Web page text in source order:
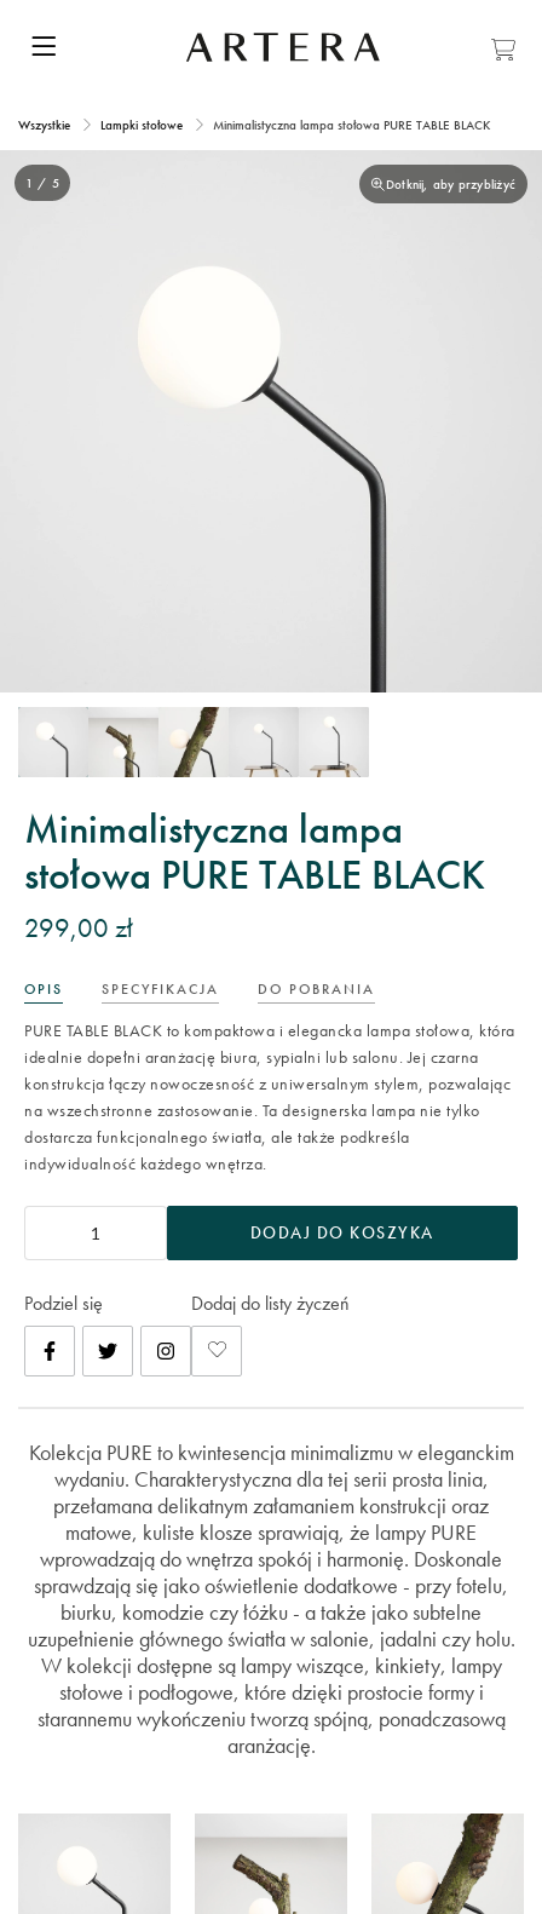
Wszystkie Lampki stołowe Minimalistyczna lampa stołowa PURE TABLE BLACK
Dotknij, aby przybliżyć
1 / 5
Minimalistyczna lampa
stołowa PURE TABLE BLACK
299,00 zł
OPIS SPECYFIKACJA DO POBRANIA
PURE TABLE BLACK to kompaktowa i elegancka lampa stołowa, która
idealnie dopełni aranżację biura, sypialni lub salonu. Jej czarna
konstrukcja łączy nowoczesność z uniwersalnym stylem, pozwalając
na wszechstronne zastosowanie. Ta designerska lampa nie tylko
dostarcza funkcjonalnego światła, ale także podkreśla
indywidualność każdego wnętrza.
DODAJ DO KOSZYKA
Podziel się Dodaj do listy życzeń
Kolekcja PURE to kwintesencja minimalizmu w eleganckim
wydaniu. Charakterystyczna dla tej serii prosta linia,
przełamana delikatnym załamaniem konstrukcji oraz
matowe, kuliste klosze sprawiają, że lampy PURE
wprowadzają do wnętrza spokój i harmonię. Doskonale
sprawdzają się jako oświetlenie dodatkowe - przy fotelu,
biurku, komodzie czy łóżku - a także jako subtelne
uzupełnienie głównego światła w salonie, jadalni czy holu.
W kolekcji dostępne są lampy wiszące, kinkiety, lampy
stołowe i podłogowe, które dzięki prostocie formy i
starannemu wykończeniu tworzą spójną, ponadczasową
aranżację.